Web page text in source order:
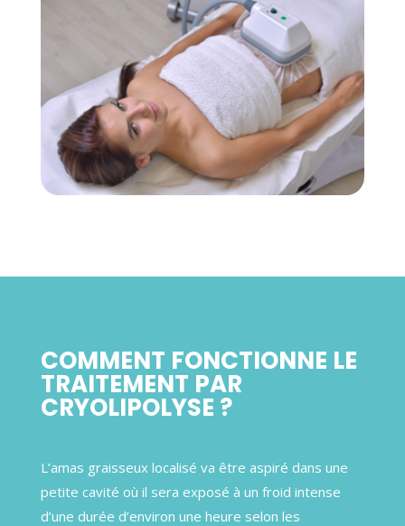
COMMENT FONCTIONNE LE
TRAITEMENT PAR
CRYOLIPOLYSE ?
L’amas graisseux localisé va être aspiré dans une
petite cavité où il sera exposé à un froid intense
d’une durée d’environ une heure selon les